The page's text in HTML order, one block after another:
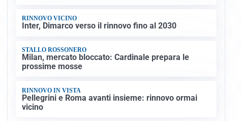
RINNOVO VICINO
Inter, Dimarco verso il rinnovo fino al 2030
STALLO ROSSONERO
Milan, mercato bloccato: Cardinale prepara le
prossime mosse
RINNOVO IN VISTA
Pellegrini e Roma avanti insieme: rinnovo ormai
vicino